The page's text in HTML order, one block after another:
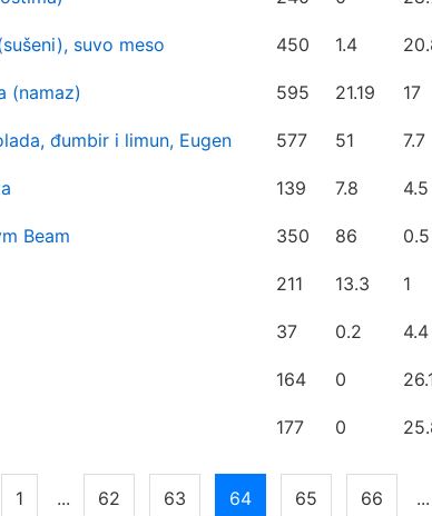
suvo meso 450 1.4
(namaz) 595 21.19 17
đumbir i limun, Eugen 577 51 7.7
139 7.8 4.5
Beam 350 86 0.5
211 13.3 1
37 0.2 4.4
164 0
177 0
1 ... 62 63 64 65 66 ...